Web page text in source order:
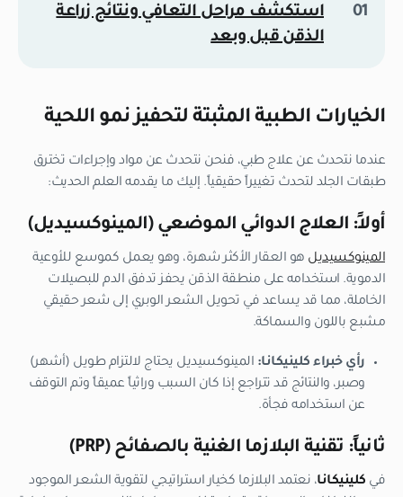
استكشف مراحل التعافي ونتائج زراعة
الذقن قبل وبعد
الخيارات الطبية المثبتة لتحفيز نمو اللحية
عندما نتحدث عن علاج طبي، فنحن نتحدث عن مواد وإجراءات تخترق
طبقات الجلد لتحدث تغييراً حقيقياً. إليك ما يقدمه العلم الحديث:
أولاً: العلاج الدوائي الموضعي (المينوكسيديل)
المينوكسيديل هو العقار الأكثر شهرة، وهو يعمل كموسع للأوعية
الدموية. استخدامه على منطقة الذقن يحفز تدفق الدم للبصيلات
الخاملة، مما قد يساعد في تحويل الشعر الوبري إلى شعر حقيقي
مشبع باللون والسماكة.
رأي خبراء كلينيكانا: المينوكسيديل يحتاج لالتزام طويل (أشهر)
وصبر، والنتائج قد تتراجع إذا كان السبب وراثياً عميقاً وتم التوقف
عن استخدامه فجأة.
ثانياً: تقنية البلازما الغنية بالصفائح (PRP)
في كلينيكانا، نعتمد البلازما كخيار استراتيجي لتقوية الشعر الموجود